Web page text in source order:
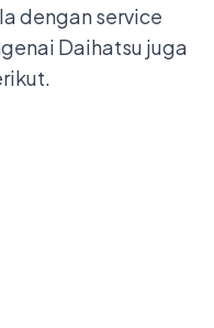
dengan service
Daihatsu juga
.